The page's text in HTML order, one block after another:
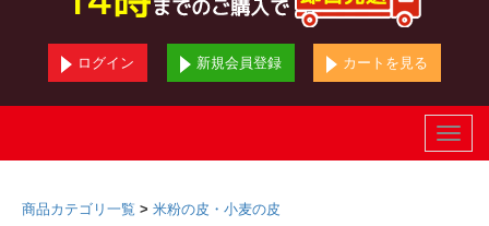
ログイン 新規会員登録 カートを見る
Toggle
商品カテゴリ一覧 > 米粉の皮・小麦の皮